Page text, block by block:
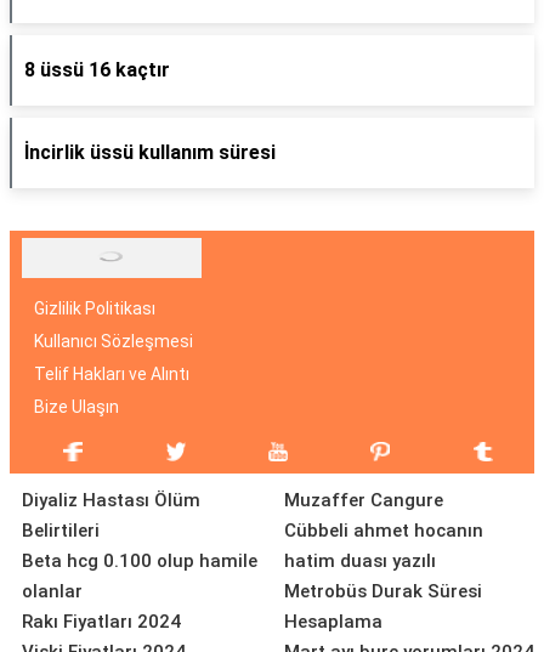
8 üssü 16 kaçtır
İncirlik üssü kullanım süresi
Gizlilik Politikası
Kullanıcı Sözleşmesi
Telif Hakları ve Alıntı
Bize Ulaşın
Diyaliz Hastası Ölüm
Belirtileri
Beta hcg 0.100 olup hamile
olanlar
Rakı Fiyatları 2024
Muzaffer Cangure
Cübbeli ahmet hocanın
hatim duası yazılı
Metrobüs Durak Süresi
Hesaplama